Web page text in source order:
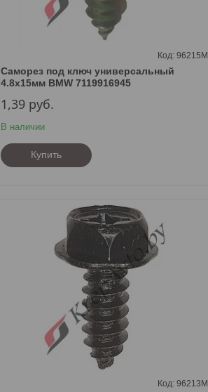
Саморез под ключ универсальный
4.8х15мм BMW 7119916945
96215M
1,39 руб.
В наличии
Купить
96213M